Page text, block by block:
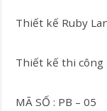
Thiết kế Ruby
Thiết kế thi công
MÃ SỐ : PB – 05